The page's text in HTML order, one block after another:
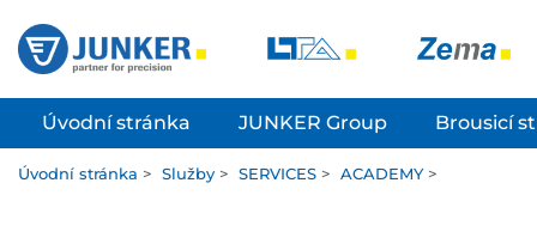
Úvodní stránka JUNKER Group Brousicí
Úvodní stránka > Služby > SERVICES > ACADEMY>